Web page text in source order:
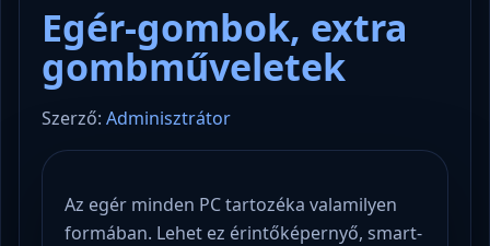
Egér-gombok, extra
gombműveletek
Szerző: Adminisztrátor
Az egér minden PC tartozéka valamilyen
formában. Lehet ez érintőképernyő, smart-